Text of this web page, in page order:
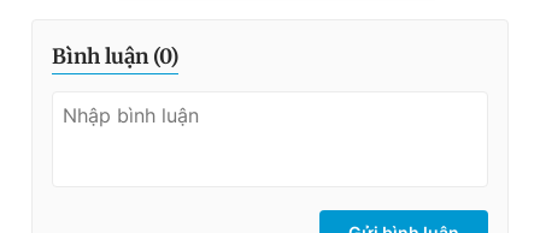
Bình luận (0)